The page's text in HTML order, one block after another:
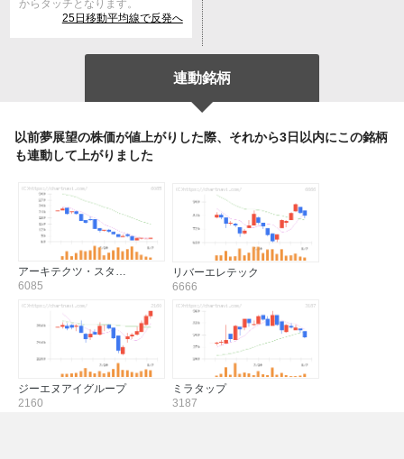
からタッチとなります。
25日移動平均線で反発へ
連動銘柄
以前夢展望の株価が値上がりした際、それから3日以内にこの銘柄
も連動して上がりました
アーキテクツ・スタ…
6085
リバーエレテック
6666
ジーエヌアイグループ
2160
ミラタップ
3187